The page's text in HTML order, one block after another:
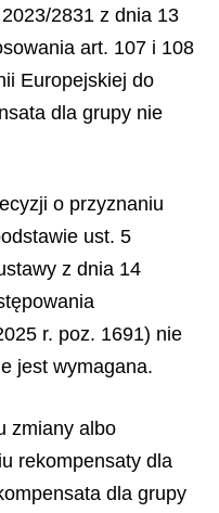
2831 z dnia 13
art. 107 i 108
Europejskiej do
dla grupy nie
o przyznaniu
ust. 5
z dnia 14
r. poz. 1691) nie
jest wymagana.
zmiany albo
rekompensaty dla
dla grupy